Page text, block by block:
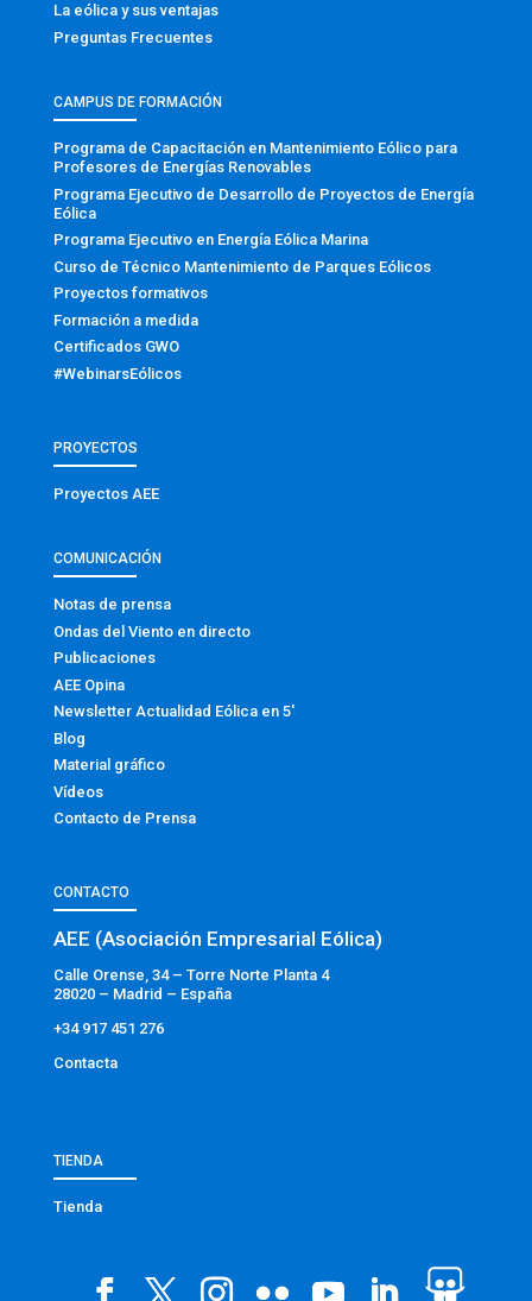
La eólica y sus ventajas
Preguntas Frecuentes
CAMPUS DE FORMACIÓN
Programa de Capacitación en Mantenimiento Eólico para
Profesores de Energías Renovables
Programa Ejecutivo de Desarrollo de Proyectos de Energía
Eólica
Programa Ejecutivo en Energía Eólica Marina
Curso de Técnico Mantenimiento de Parques Eólicos
Proyectos formativos
Formación a medida
Certificados GWO
#WebinarsEólicos
PROYECTOS
Proyectos AEE
COMUNICACIÓN
Notas de prensa
Ondas del Viento en directo
Publicaciones
AEE Opina
Newsletter Actualidad Eólica en 5′
Blog
Material gráfico
Vídeos
Contacto de Prensa
CONTACTO
AEE (Asociación Empresarial Eólica)
Calle Orense, 34 – Torre Norte Planta 4
28020 – Madrid – España
+34 917 451 276
Contacta
TIENDA
Tienda